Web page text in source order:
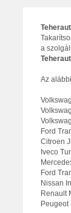
a
Az
Ford
Citroen
Iveco
Ford
Nissan
Renault
Peugeot